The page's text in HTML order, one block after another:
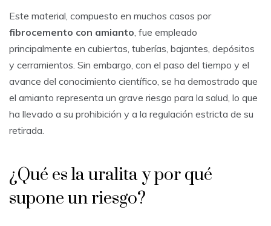
Este material, compuesto en muchos casos por
fibrocemento con amianto, fue empleado
principalmente en cubiertas, tuberías, bajantes, depósitos
y cerramientos. Sin embargo, con el paso del tiempo y el
avance del conocimiento científico, se ha demostrado que
el amianto representa un grave riesgo para la salud, lo que
ha llevado a su prohibición y a la regulación estricta de su
retirada.
¿Qué es la uralita y por qué
supone un riesgo?